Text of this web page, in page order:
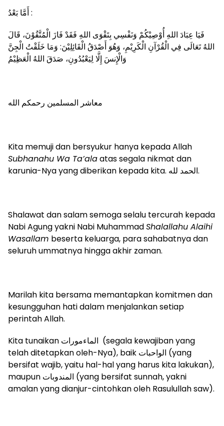
أَمَّا بَعْدُ :
فَيَا عِبَادَ اللهِ أُوْصِيْكُمْ وَنَفْسِي بِتَقْوَى اللهِ فَقَدْ فَازَ الْمُتَّقُوْنَ، قَالَ
اللهُ تَعَالَى فِي الْقُرْآنِ الْكَرِيْمِ، وَهُوَ أَصْدَقُ الْقَائِلِيْنَ: وَمَا خَلَقْتُ الْجِنَّ
وَالْإِنسَ إِلَّا لِيَعْبُدُونِ، صَدَقَ اللهُ الْعَظِيْمُ
معاشر المسلمين رحمكم الله
Kita memuji dan bersyukur hanya kepada Allah
Subhanahu Wa Ta’alaatas segala nikmat dan
karunia-Nya yang diberikan kepada kita. الحمد لله.
Shalawat dan salam semoga selalu tercurah kepada
Nabi Agung yakni Nabi MuhammadShalallahu Alaihi
Wasallam beserta keluarga, para sahabatnya dan
seluruh ummatnya hingga akhir zaman.
Marilah kita bersama memantapkan komitmen dan
kesungguhan hati dalam menjalankan setiap
perintah Allah.
Kita tunaikan الماءمورات (segala kewajiban yang
telah ditetapkan oleh-Nya), baik الواحبات (yang
bersifat wajib, yaitu hal-hal yang harus kita lakukan),
maupun المندوبات (yang bersifat sunnah, yakni
amalan yang dianjur-cintohkan oleh Rasulullah saw).